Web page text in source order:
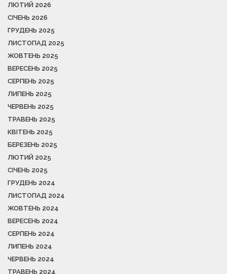
ЛЮТИЙ 2026
СІЧЕНЬ 2026
ГРУДЕНЬ 2025
ЛИСТОПАД 2025
ЖОВТЕНЬ 2025
ВЕРЕСЕНЬ 2025
СЕРПЕНЬ 2025
ЛИПЕНЬ 2025
ЧЕРВЕНЬ 2025
ТРАВЕНЬ 2025
КВІТЕНЬ 2025
БЕРЕЗЕНЬ 2025
ЛЮТИЙ 2025
СІЧЕНЬ 2025
ГРУДЕНЬ 2024
ЛИСТОПАД 2024
ЖОВТЕНЬ 2024
ВЕРЕСЕНЬ 2024
СЕРПЕНЬ 2024
ЛИПЕНЬ 2024
ЧЕРВЕНЬ 2024
ТРАВЕНЬ 2024